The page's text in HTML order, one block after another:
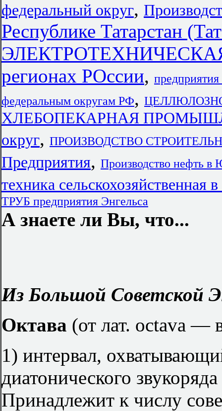
федеральный округ,
Республике Татарстан
регионах РОссии, предприятия
федеральным округам РФ,
ХЛЕБОПЕКАРНАЯ
округ, ПРОИЗВОДСТВО
Предприятия, Производство нефть
техника сельскохозяйственная
ТРУБ предприятия Энгельса
А знаете ли Вы, что...
Из Большой Советской
Октава (от лат. octava —
1) интервал,
диатонического
Принадлежит к числу